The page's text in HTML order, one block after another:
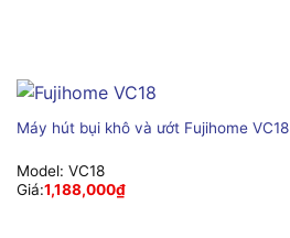
Máy hút bụi khô và ướt Fujihome VC18
Model: VC18
Giá:1,188,000₫